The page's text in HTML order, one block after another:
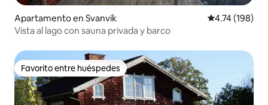
Apartamento en Svanvik Calificación
4.74 (198)
Vista al lago con sauna privada y barco
Favorito entre huéspedes
Favorito entre huéspedes